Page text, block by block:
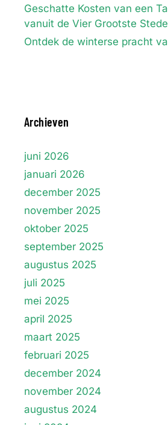
Geschatte Kosten van een
vanuit de Vier Grootste
Ontdek de winterse pracht
Archieven
juni 2026
januari 2026
december 2025
november 2025
oktober 2025
september 2025
augustus 2025
juli 2025
mei 2025
april 2025
maart 2025
februari 2025
december 2024
november 2024
augustus 2024